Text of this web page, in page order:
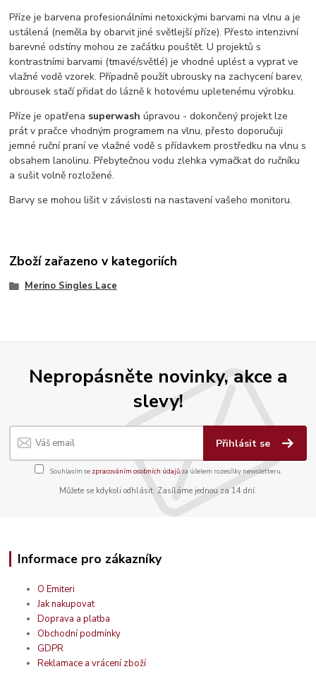
Příze je barvena profesionálními netoxickými barvami na vlnu a je
ustálená (neměla by obarvit jiné světlejší příze). Přesto intenzivní
barevné odstíny mohou ze začátku pouštět. U projektů s
kontrastními barvami (tmavé/světlé) je vhodné uplést a vyprat ve
vlažné vodě vzorek. Případně použít ubrousky na zachycení barev,
ubrousek stačí přidat do lázně k hotovému upletenému výrobku.
Příze je opatřena superwash úpravou - dokončený projekt lze
prát v pračce vhodným programem na vlnu, přesto doporučuji
jemné ruční praní ve vlažné vodě s přídavkem prostředku na vlnu s
obsahem lanolinu. Přebytečnou vodu zlehka vymačkat do ručníku
a sušit volně rozložené.
Barvy se mohou lišit v závislosti na nastavení vašeho monitoru.
Zboží zařazeno v kategoriích
Merino Singles Lace
Nepropásněte novinky, akce a
slevy!
Přihlásit se
Souhlasím se zpracováním osobních údajůza účelem rozesílky newsletteru.
Můžete se kdykoli odhlásit. Zasíláme jednou za 14 dní.
Informace pro zákazníky
O Emiteri
Jak nakupovat
Doprava a platba
Obchodní podmínky
GDPR
Reklamace a vrácení zboží